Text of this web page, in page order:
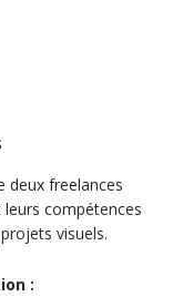
deux freelances
compétences
visuels.
: